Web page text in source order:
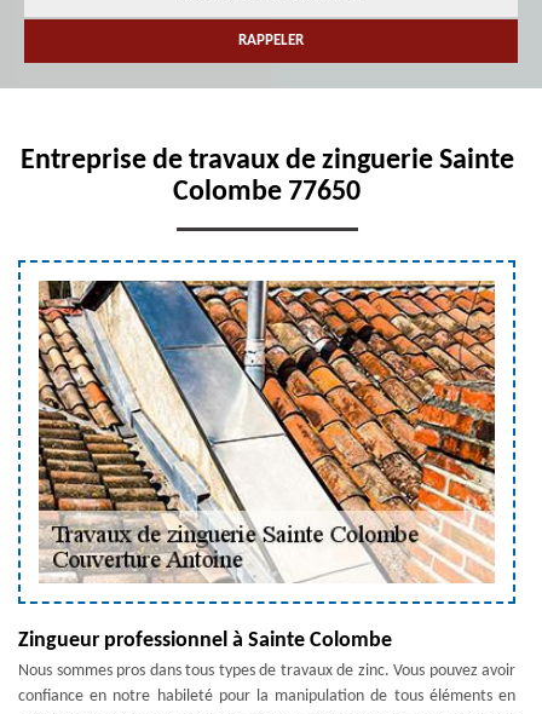
Entreprise de travaux de zinguerie Sainte
Colombe 77650
Zingueur professionnel à Sainte Colombe
Nous sommes pros dans tous types de travaux de zinc. Vous pouvez avoir
confiance en notre habileté pour la manipulation de tous éléments en